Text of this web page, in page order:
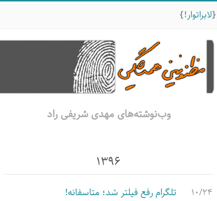
لابراتوار!
وب‌نوشته‌های مهدی شریفی راد
۱۳۹۶
۱۰/۲۴ تلگرام رفع فیلتر شد؛ متاسفانه!